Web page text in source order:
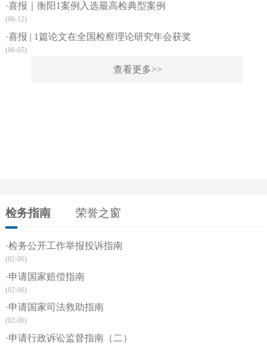
·喜报｜衡阳1案例入选最高检典型案例
(06-12)
·喜报 | 1篇论文在全国检察理论研究年会获奖
(06-05)
查看更多>>
检务指南 荣誉之窗
·检务公开工作举报投诉指南
(02-06)
·申请国家赔偿指南
(02-06)
·申请国家司法救助指南
(02-06)
·申请行政诉讼监督指南（二）